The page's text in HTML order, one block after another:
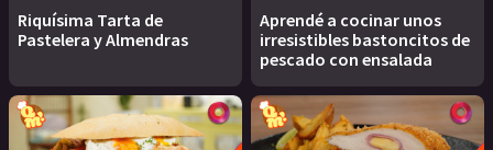
Riquísima Tarta de
Pastelera y Almendras
Aprendé a cocinar unos
irresistibles bastoncitos de
pescado con ensalada